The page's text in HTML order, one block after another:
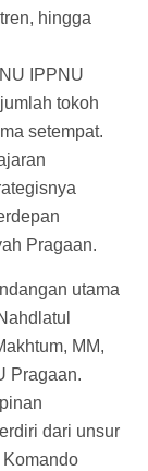
hingga
IPPNU
tokoh
setempat.
Pragaan.
utama
MM,
Pragaan.
dari unsur